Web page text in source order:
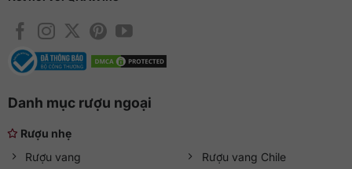
Danh mục rượu ngoại
Rượu nhẹ
Rượu vang
Rượu vang Chile